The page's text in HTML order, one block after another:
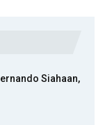
Siahaan,